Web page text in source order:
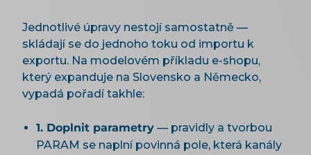
Jednotlivé úpravy nestojí samostatně —
skládají se do jednoho toku od importu k
exportu. Na modelovém příkladu e-shopu,
který expanduje na Slovensko a Německo,
vypadá pořadí takhle:
1. Doplnit parametry — pravidly a tvorbou
PARAM se naplní povinná pole, která kanály